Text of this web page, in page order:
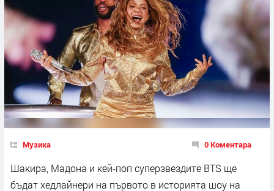
Музика 0 Коментара
Шакира, Мадона и кей-поп суперзвездите BTS ще
бъдат хедлайнери на първото в историята шоу на